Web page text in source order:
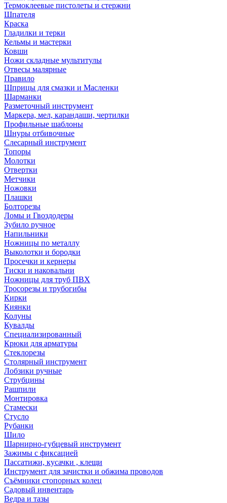
Термоклеевые пистолеты и стержни
Шпателя
Краска
Гладилки и терки
Кельмы и мастерки
Ковши
Ножи складные мультитулы
Отвесы малярные
Правило
Шприцы для смазки и Масленки
Шарманки
Разметочный инструмент
Маркера, мел, карандаши, чертилки
Профильные шаблоны
Шнуры отбивочные
Слесарный инструмент
Топоры
Молотки
Отвертки
Метчики
Ножовки
Плашки
Болторезы
Ломы и Гвоздодеры
Зубило ручное
Напильники
Ножницы по металлу
Выколотки и бородки
Просечки и кернеры
Тиски и наковальни
Ножницы для труб ПВХ
Тросорезы и трубогибы
Кирки
Киянки
Колуны
Кувалды
Специализированный
Крюки для арматуры
Стеклорезы
Столярный инструмент
Лобзики ручные
Струбцины
Рашпили
Монтировка
Стамески
Стусло
Рубанки
Шило
Шарнирно-губцевый инструмент
Зажимы с фиксацией
Пассатижи, кусачки , клещи
Инструмент для зачистки и обжима проводов
Съёмники стопорных колец
Садовый инвентарь
Ведра и тазы